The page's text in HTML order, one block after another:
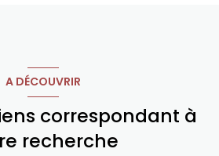
A DÉCOUVRIR
correspondant à
recherche